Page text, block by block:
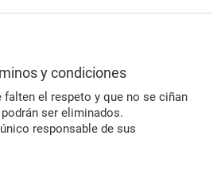
y condiciones
el respeto y que no se ciñan
ser eliminados.
responsable de sus